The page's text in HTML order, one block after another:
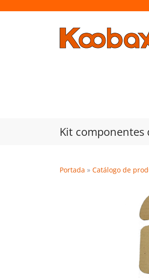
Kit componentes
Portada » Catálogo de